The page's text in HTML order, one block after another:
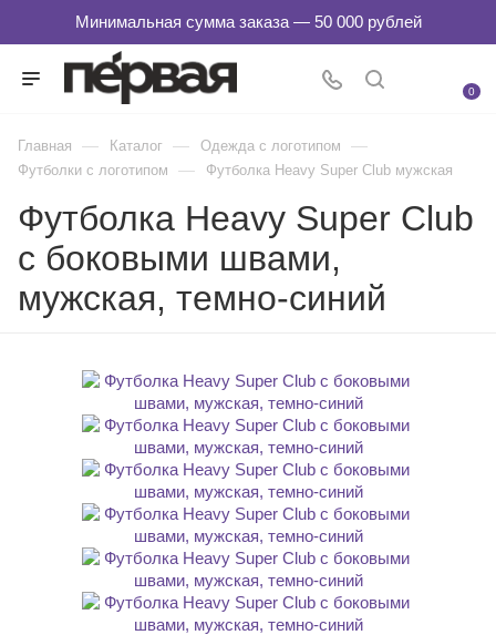
0
Главная — Каталог — Одежда с логотипом —
Футболки с логотипом — Футболка Heavy Super Club мужская
Футболка Heavy Super Club
с боковыми швами,
мужская, темно-синий